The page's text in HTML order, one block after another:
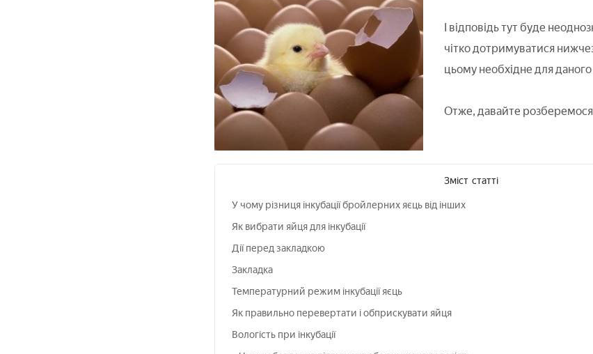
І відповідь тут буде
чітко дотримуватися
цьому необхідне для
Отже, давайте розберемося
Зміст статті
У чому різниця інкубації бройлерних яєць від інших
Як вибрати яйця для інкубації
Дії перед закладкою
Закладка
Температурний режим інкубації яєць
Як правильно перевертати і обприскувати яйця
Вологість при інкубації